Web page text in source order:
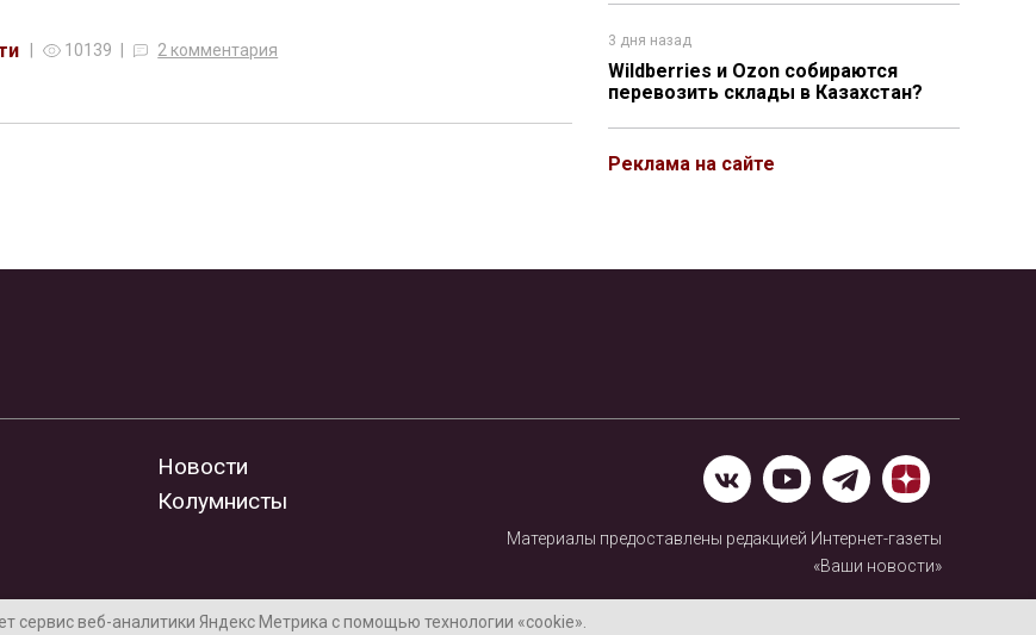
10139 2 комментария 3 дня назад
Wildberries и Ozon собираются
перевозить склады в Казахстан?
Реклама на сайте
Новости
Колумнисты
Материалы предоставлены редакцией Интернет-газеты
«Ваши новости»
Нашли ошибку? Выделите ее и нажмите Ctrl+Enter
сервис веб-аналитики Яндекс Метрика с помощью технологии «cookie».